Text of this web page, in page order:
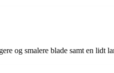
og smalere blade samt en lidt